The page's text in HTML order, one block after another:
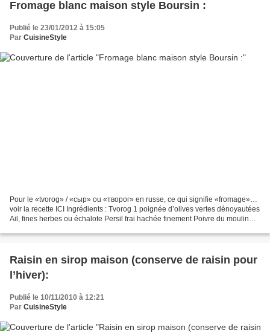
Fromage blanc maison style Boursin :
Publié le 23/01/2012 à 15:05
Par CuisineStyle
Pour le «tvorog» / «сыр» ou «творог» en russe, ce qui signifie «fromage»…
voir la recette ICI Ingrédients : Tvorog 1 poignée d’olives vertes dénoyautées
Ail, fines herbes ou échalote Persil frai hachée finement Poivre du moulin
Raisin en sirop maison (conserve de raisin pour
l’hiver):
Publié le 10/11/2010 à 12:21
Par CuisineStyle